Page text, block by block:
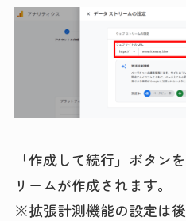
「作成して続行」ボタン
リームが作成されます。
※拡張計測機能の設定は